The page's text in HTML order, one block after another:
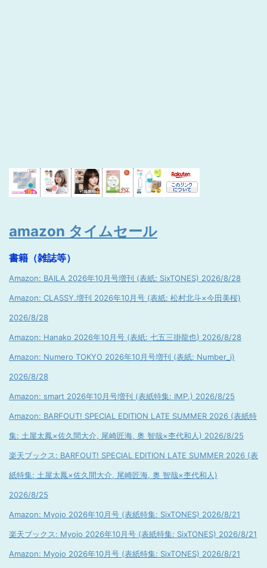
amazon タイムセール
書籍（雑誌等）
Amazon: BAILA 2026年10月号増刊 (表紙: SixTONES) 2026/8/28
Amazon: CLASSY.増刊 2026年10月号 (表紙: 松村北斗×今田美桜)
2026/8/28
Amazon: Hanako 2026年10月号 (表紙: 七五三掛龍也) 2026/8/28
Amazon: Numero TOKYO 2026年10月号増刊 (表紙: Number_i)
2026/8/28
Amazon: smart 2026年10月号増刊 (表紙特集: IMP.) 2026/8/25
Amazon: BARFOUT! SPECIAL EDITION LATE SUMMER 2026 (表紙特
集: 土屋太鳳×佐久間大介, 尾崎匠海, 奥 智哉×杢代和人) 2026/8/25
楽天ブックス: BARFOUT! SPECIAL EDITION LATE SUMMER 2026 (表
紙特集: 土屋太鳳×佐久間大介, 尾崎匠海, 奥 智哉×杢代和人)
2026/8/25
Amazon: Myojo 2026年10月号 (表紙特集: SixTONES) 2026/8/21
楽天ブックス: Myojo 2026年10月号 (表紙特集: SixTONES) 2026/8/21
Amazon: Myojo 2026年10月号 (表紙特集: SixTONES) 2026/8/21